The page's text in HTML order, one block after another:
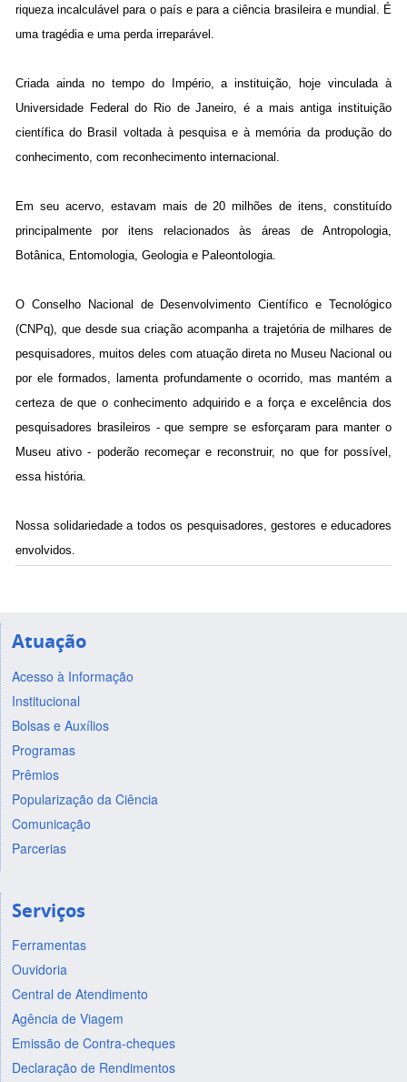
riqueza incalculável para o país e para a ciência brasileira e mundial. É
uma tragédia e uma perda irreparável.
Criada ainda no tempo do Império, a instituição, hoje vinculada à
Universidade Federal do Rio de Janeiro, é a mais antiga instituição
científica do Brasil voltada à pesquisa e à memória da produção do
conhecimento, com reconhecimento internacional.
Em seu acervo, estavam mais de 20 milhões de itens, constituído
principalmente por itens relacionados às áreas de Antropologia,
Botânica, Entomologia, Geologia e Paleontologia.
O Conselho Nacional de Desenvolvimento Científico e Tecnológico
(CNPq), que desde sua criação acompanha a trajetória de milhares de
pesquisadores, muitos deles com atuação direta no Museu Nacional ou
por ele formados, lamenta profundamente o ocorrido, mas mantém a
certeza de que o conhecimento adquirido e a força e excelência dos
pesquisadores brasileiros - que sempre se esforçaram para manter o
Museu ativo - poderão recomeçar e reconstruir, no que for possível,
essa história.
Nossa solidariedade a todos os pesquisadores, gestores e educadores
envolvidos.
Atuação
Acesso à Informação
Institucional
Bolsas e Auxílios
Programas
Prêmios
Popularização da Ciência
Comunicação
Parcerias
Serviços
Ferramentas
Ouvidoria
Central de Atendimento
Agência de Viagem
Emissão de Contra-cheques
Declaração de Rendimentos